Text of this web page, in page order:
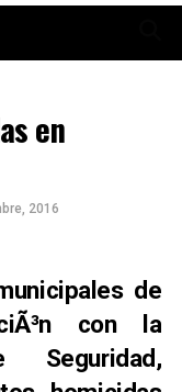
en
2016
de
con la
Seguridad,